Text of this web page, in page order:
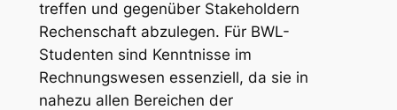
treffen und gegenüber Stakeholdern
Rechenschaft abzulegen. Für BWL-
Studenten sind Kenntnisse im
Rechnungswesen essenziell, da sie in
nahezu allen Bereichen der